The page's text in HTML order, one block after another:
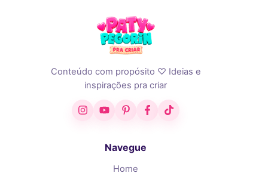
Conteúdo com propósito ♡ Ideias e
inspirações pra criar
InstagramYouTubePinterestFacebook
TikTok
Navegue
Home